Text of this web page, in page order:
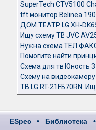
SuperTech CTV5100
tft монитор Belinea
ДОМ.ТЕАТР LG XH-
Ищу схему ТВ JVC
Нужна схема ТЕЛ ФАКС
Помогите найти
Схема для тв Юность
Схему на видеокамеру
ТВ LG RT-21FB70RN.
ESpec • Библиотека